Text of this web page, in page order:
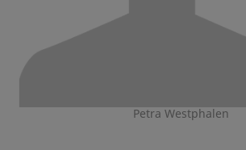
Petra Westphalen